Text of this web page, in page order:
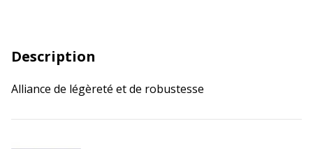
Description
Alliance de légèreté et de robustesse